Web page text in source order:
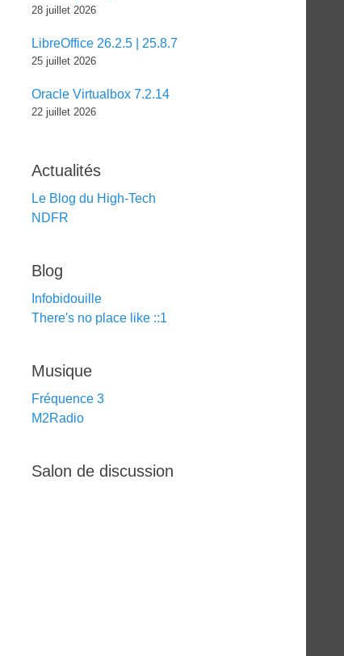
28 juillet 2026
LibreOffice 26.2.5 | 25.8.7
25 juillet 2026
Oracle Virtualbox 7.2.14
22 juillet 2026
Actualités
Le Blog du High-Tech
NDFR
Blog
Infobidouille
There's no place like ::1
Musique
Fréquence 3
M2Radio
Salon de discussion